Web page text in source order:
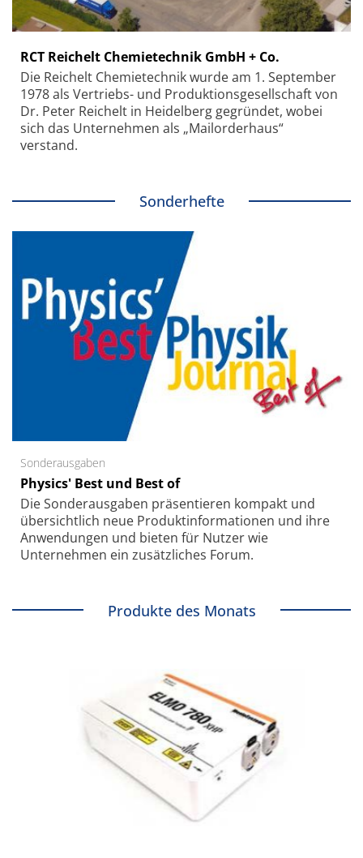
RCT Reichelt Chemietechnik GmbH + Co.
Die Reichelt Chemietechnik wurde am 1. September
1978 als Vertriebs- und Produktionsgesellschaft von
Dr. Peter Reichelt in Heidelberg gegründet, wobei
sich das Unternehmen als „Mailorderhaus“
verstand.
Sonderhefte
Sonderausgaben
Physics' Best und Best of
Die Sonder­ausgaben präsentieren kompakt und
übersichtlich neue Produkt­informationen und ihre
Anwendungen und bieten für Nutzer wie
Unternehmen ein zusätzliches Forum.
Produkte des Monats